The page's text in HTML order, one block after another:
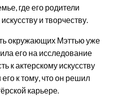
где его родители
и творчеству.
окружающих Мэттью уже
его на исследование
к актерскому искусству
к тому, что он решил
карьере.